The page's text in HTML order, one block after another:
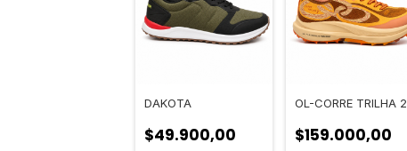
DAKOTA
$49.900,00
OL-CORRE TRILHA 2
$159.000,00